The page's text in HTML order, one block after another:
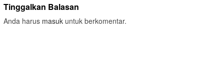
Tinggalkan Balasan
Anda harus masuk untuk berkomentar.